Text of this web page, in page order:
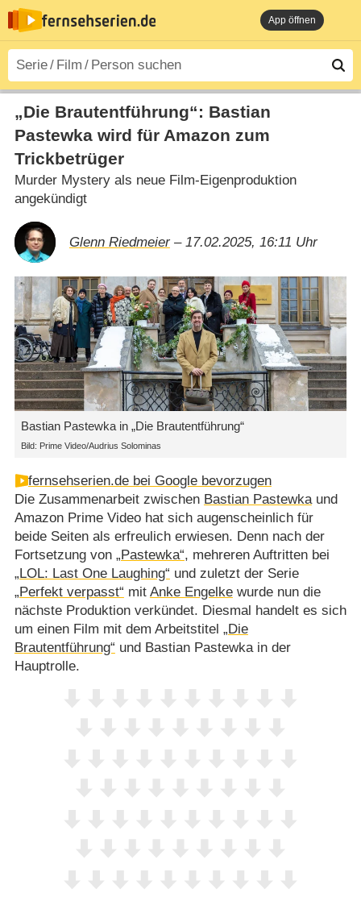
App öffnen
„Die Brautentführung“: Bastian
Pastewka wird für Amazon zum
Trickbetrüger
Murder Mystery als neue Film-Eigenproduktion
angekündigt
Glenn Riedmeier– 17.02.2025, 16:11 Uhr
Bastian Pastewka in „Die Brautentführung“
Bild: Prime Video/Audrius Solominas
fernsehserien.de bei Google bevorzugen
Die Zusammenarbeit zwischen Bastian Pastewkaund
Amazon Prime Video hat sich augenscheinlich für
beide Seiten als erfreulich erwiesen. Denn nach der
Fortsetzung von „Pastewka“, mehreren Auftritten bei
„LOL: Last One Laughing“ und zuletzt der Serie
„Perfekt verpasst“ mit Anke Engelkewurde nun die
nächste Produktion verkündet. Diesmal handelt es sich
um einen Film mit dem Arbeitstitel „Die
Brautentführung“ und Bastian Pastewka in der
Hauptrolle.